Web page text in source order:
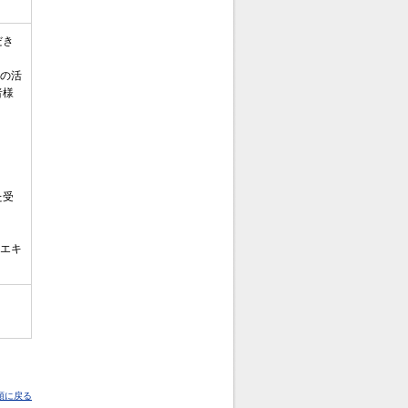
活
様
キ
に戻る